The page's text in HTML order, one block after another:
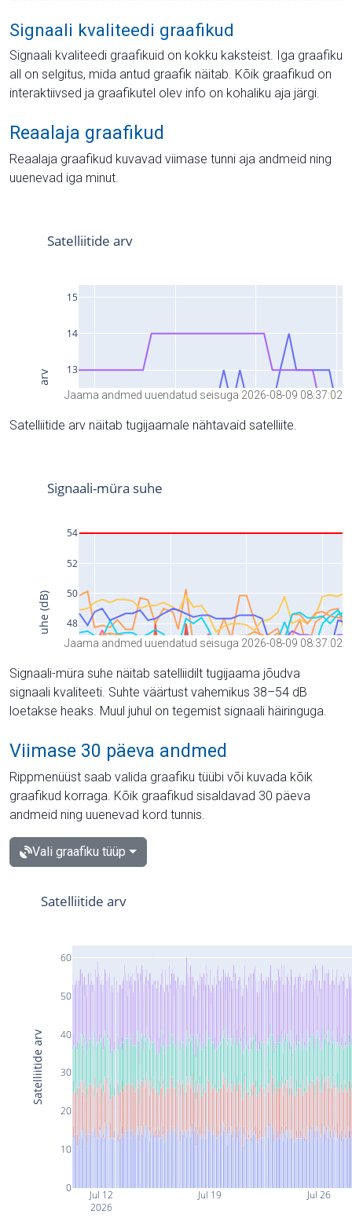
Signaali kvaliteedi graafikud
Signaali kvaliteedi graafikuid on kokku kaksteist. Iga graafiku
all on selgitus, mida antud graafik näitab. Kõik graafikud on
interaktiivsed ja graafikutel olev info on kohaliku aja järgi.
Reaalaja graafikud
Reaalaja graafikud kuvavad viimase tunni aja andmeid ning
uuenevad iga minut.
Jaama andmed uuendatud seisuga 2026-08-09 08:37:02
Satelliitide arv näitab tugijaamale nähtavaid satelliite.
Jaama andmed uuendatud seisuga 2026-08-09 08:37:02
Signaali-müra suhe näitab satelliidilt tugijaama jõudva
signaali kvaliteeti. Suhte väärtust vahemikus 38–54 dB
loetakse heaks. Muul juhul on tegemist signaali häiringuga.
Viimase 30 päeva andmed
Rippmenüüst saab valida graafiku tüübi või kuvada kõik
graafikud korraga. Kõik graafikud sisaldavad 30 päeva
andmeid ning uuenevad kord tunnis.
Vali graafiku tüüp
Jul 12
2026
Jul 19 Jul 26
0
10
20
30
40
50
60
Satelliitide arv
Satelliitide arv